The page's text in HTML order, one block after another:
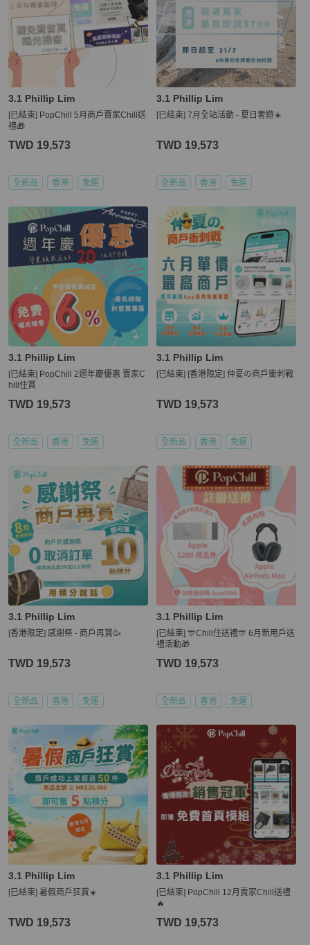
3.1 Phillip Lim
[已結束] PopChill 5月商戶賣家Chill送
禮🎁
TWD 19,573
全新品 香港 免運
3.1 Phillip Lim
[已結束] 7月全站活動 - 夏日奢遊☀️
TWD 19,573
全新品 香港 免運
3.1 Phillip Lim
[已結束] PopChill 2週年慶優惠 賣家C
hill住賞
TWD 19,573
全新品 香港 免運
3.1 Phillip Lim
[已結束] [香港限定] 仲夏の商戶衝刺戰
TWD 19,573
全新品 香港 免運
3.1 Phillip Lim
[香港限定] 感謝祭 - 商戶再賞🥳
TWD 19,573
全新品 香港 免運
3.1 Phillip Lim
[已結束] 🎊Chill住送禮🎊 6月新用戶送
禮活動🎁
TWD 19,573
全新品 香港 免運
3.1 Phillip Lim
[已結束] 暑假商戶狂賞☀️
TWD 19,573
3.1 Phillip Lim
[已結束] PopChill 12月賣家Chill送禮
🔥
TWD 19,573